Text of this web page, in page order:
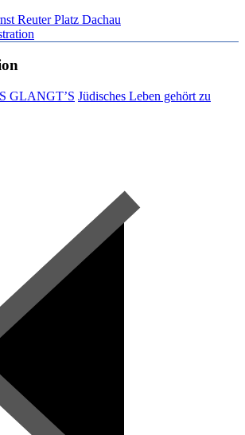
Reuter Platz Dachau
GLANGT’S Jüdisches Leben gehört zu